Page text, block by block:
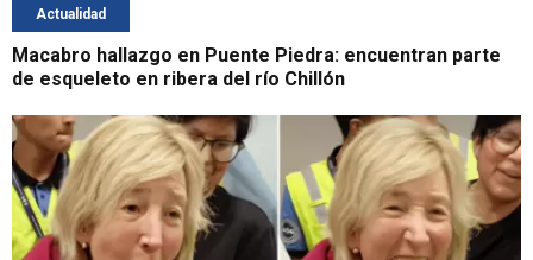
Actualidad
Macabro hallazgo en Puente Piedra: encuentran parte
de esqueleto en ribera del río Chillón